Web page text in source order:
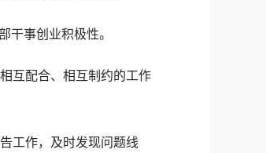
事创业积极性。
互配合、相互制约的工作
工作，及时发现问题线